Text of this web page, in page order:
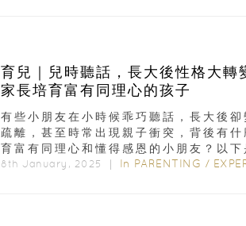
育兒｜兒時聽話，長大後性格大轉
家長培育富有同理心的孩子
有些小朋友在小時候乖巧聽話，長大後
疏離，甚至時常出現親子衝突，背後有
育富有同理心和懂得感恩的小朋友？以
提出的6個方法...
8th January, 2025 ｜ In PARENTING /